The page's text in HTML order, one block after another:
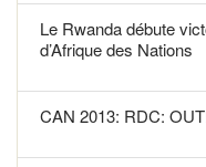
Le Rwanda débute
d’Afrique des Nations
CAN 2013: RDC: